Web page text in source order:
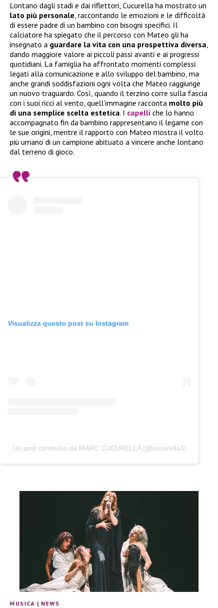
Lontano dagli stadi e dai riflettori, Cucurella ha mostrato un
lato più personale, raccontando le emozioni e le difficoltà
di essere padre di un bambino con bisogni specifici. Il
calciatore ha spiegato che il percorso con Mateo gli ha
insegnato a guardare la vita con una prospettiva diversa,
dando maggiore valore ai piccoli passi avanti e ai progressi
quotidiani. La famiglia ha affrontato momenti complessi
legati alla comunicazione e allo sviluppo del bambino, ma
anche grandi soddisfazioni ogni volta che Mateo raggiunge
un nuovo traguardo. Così, quando il terzino corre sulla fascia
con i suoi ricci al vento, quell’immagine racconta molto più
di una semplice scelta estetica. I capelli che lo hanno
accompagnato fin da bambino rappresentano il legame con
le sue origini, mentre il rapporto con Mateo mostra il volto
più umano di un campione abituato a vincere anche lontano
dal terreno di gioco.
Visualizza questo post su Instagram
Un post condiviso da MARC CUCURELLA (@cucurella3)
MUSICA | NEWS